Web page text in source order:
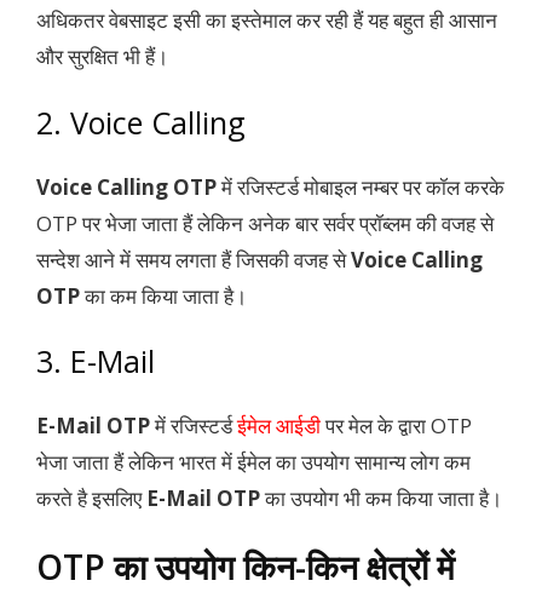
अधिकतर वेबसाइट इसी का इस्तेमाल कर रही हैं यह बहुत ही आसान
और सुरक्षित भी हैं।
2. Voice Calling
Voice Calling OTPमें रजिस्टर्ड मोबाइल नम्बर पर कॉल करके
OTP पर भेजा जाता हैं लेकिन अनेक बार सर्वर प्रॉब्लम की वजह से
सन्देश आने में समय लगता हैं जिसकी वजह सेVoice Calling
OTPका कम किया जाता है।
3. E-Mail
E-Mail OTPमें रजिस्टर्डईमेल आईडीपर मेल के द्वारा OTP
भेजा जाता हैं लेकिन भारत में ईमेल का उपयोग सामान्य लोग कम
करते है इसलिए E-Mail OTPका उपयोग भी कम किया जाता है।
OTP का उपयोग किन-किन क्षेत्रों में